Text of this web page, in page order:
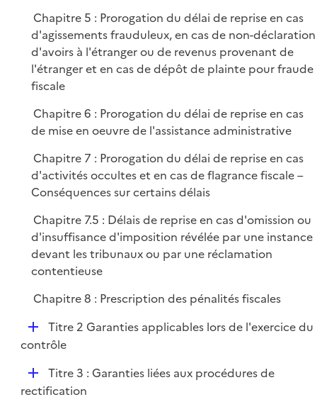
Chapitre 5 : Prorogation du délai de reprise en cas
d'agissements frauduleux, en cas de non-déclaration
d'avoirs à l'étranger ou de revenus provenant de
l'étranger et en cas de dépôt de plainte pour fraude
fiscale
Chapitre 6 : Prorogation du délai de reprise en cas
de mise en oeuvre de l'assistance administrative
Chapitre 7 : Prorogation du délai de reprise en cas
d'activités occultes et en cas de flagrance fiscale –
Conséquences sur certains délais
Chapitre 7.5 : Délais de reprise en cas d'omission ou
d'insuffisance d'imposition révélée par une instance
devant les tribunaux ou par une réclamation
contentieuse
Chapitre 8 : Prescription des pénalités fiscales
D
é
i
Titre 2 Garanties applicables lors de l'exercice du
contrôle
D
é
Titre 3 : Garanties liées aux procédures de
rectification